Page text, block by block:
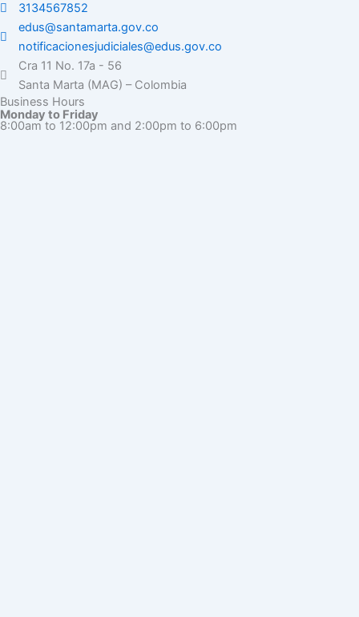
b
o
o
k
g
r
a
m
3134567852
edus@santamarta.gov.co
notificacionesjudiciales@edus.gov.co
Cra 11 No. 17a - 56
Santa Marta (MAG) – Colombia
Business Hours
Monday to Friday
8:00am to 12:00pm and 2:00pm to 6:00pm